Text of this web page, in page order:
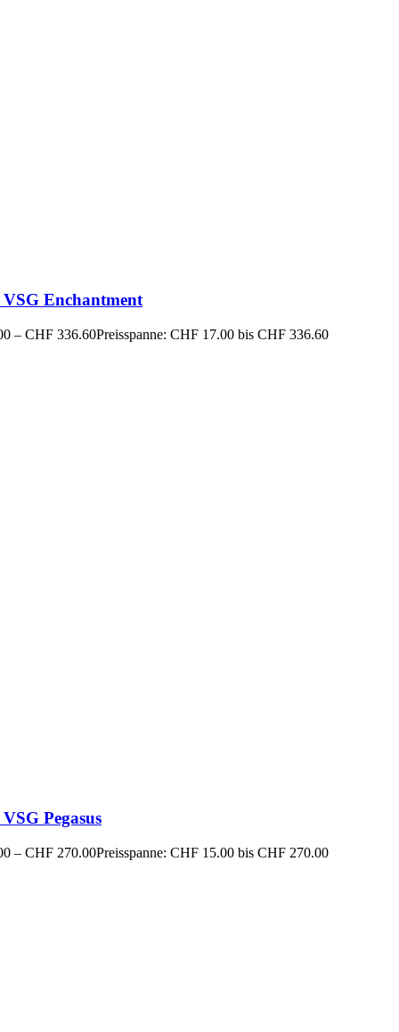
Enchantment
– CHF 336.60Preisspanne: CHF 17.00 bis CHF 336.60
Pegasus
– CHF 270.00Preisspanne: CHF 15.00 bis CHF 270.00